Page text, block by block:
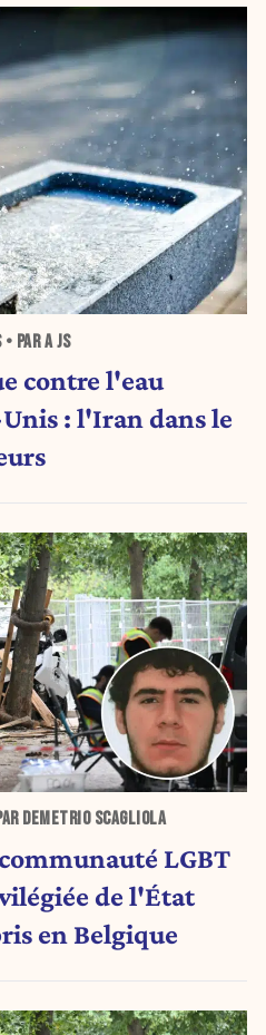
• PAR A JS
contre l'eau
: l'Iran dans le
DEMETRIO SCAGLIOLA
LGBT
de l'État
en Belgique